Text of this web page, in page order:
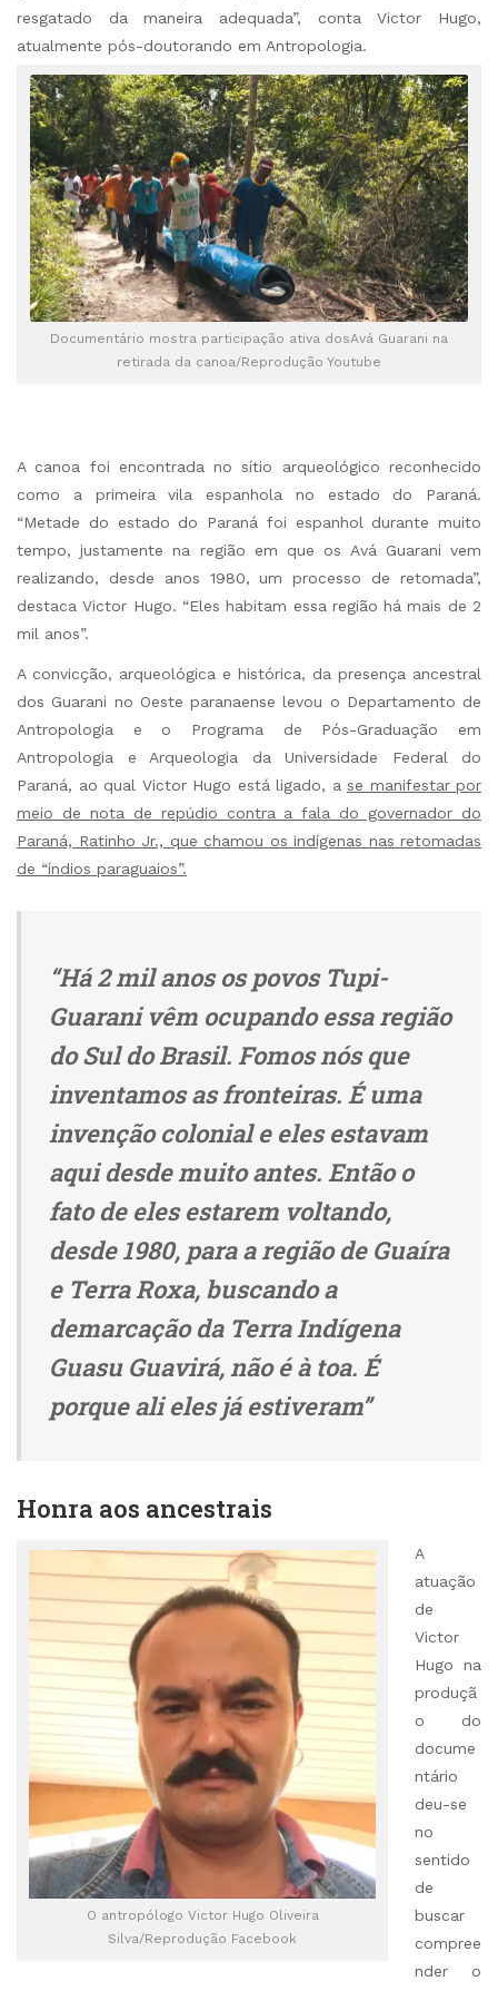
resgatado da maneira adequada”, conta Victor Hugo,
atualmente pós-doutorando em Antropologia.
Documentário mostra participação ativa dosAvá Guarani na
retirada da canoa/Reprodução Youtube
A canoa foi encontrada no sítio arqueológico reconhecido
como a primeira vila espanhola no estado do Paraná.
“Metade do estado do Paraná foi espanhol durante muito
tempo, justamente na região em que os Avá Guarani vem
realizando, desde anos 1980, um processo de retomada”,
destaca Victor Hugo. “Eles habitam essa região há mais de 2
mil anos”.
A convicção, arqueológica e histórica, da presença ancestral
dos Guarani no Oeste paranaense levou o Departamento de
Antropologia e o Programa de Pós-Graduação em
Antropologia e Arqueologia da Universidade Federal do
Paraná, ao qual Victor Hugo está ligado, a se manifestar por
meio de nota de repúdio contra a fala do governador do
Paraná, Ratinho Jr., que chamou os indígenas nas retomadas
de “índios paraguaios”.
“Há 2 mil anos os povos Tupi-
Guarani vêm ocupando essa região
do Sul do Brasil. Fomos nós que
inventamos as fronteiras. É uma
invenção colonial e eles estavam
aqui desde muito antes. Então o
fato de eles estarem voltando,
desde 1980, para a região de Guaíra
e Terra Roxa, buscando a
demarcação da Terra Indígena
Guasu Guavirá, não é à toa. É
porque ali eles já estiveram”
Honra aos ancestrais
O antropólogo Victor Hugo Oliveira
Silva/Reprodução Facebook
A
atuação
de
Victor
Hugo na
produçã
o do
docume
ntário
deu-se
no
sentido
de
buscar
compree
nder o